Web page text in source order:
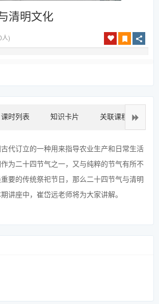
清明文化
人)
课时列表 知识卡片 关联课程
代订立的一种用来指导农业生产和日常生活
为二十四节气之一，又与纯粹的节气有所不
要的传统祭祀节日，那么二十四节气与清明
讲座中，崔岱远老师将为大家讲解。